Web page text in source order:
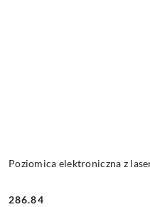
Poziomica elektroniczna z
286.84